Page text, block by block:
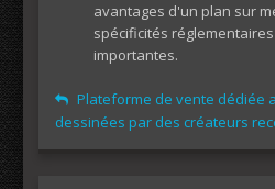
avantages d'un plan sur
spécificités
importantes.
Plateforme de vente dédiée
dessinées par des créateurs